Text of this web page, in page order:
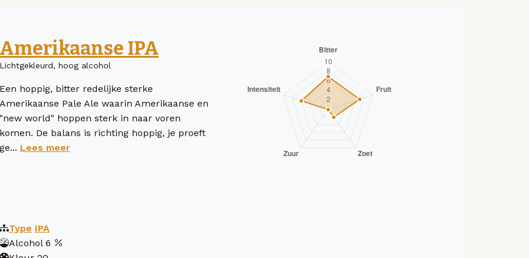
Amerikaanse IPA
Lichtgekleurd, hoog alcohol
Een hoppig, bitter redelijke sterke
Amerikaanse Pale Ale waarin Amerikaanse en
"new world" hoppen sterk in naar voren
komen. De balans is richting hoppig, je proeft
ge... Lees meer
Type IPA
Alcohol 6